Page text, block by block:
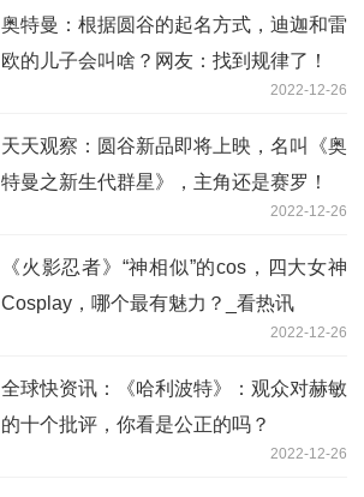
奥特曼：根据圆谷的起名方式，迪迦和雷
欧的儿子会叫啥？网友：找到规律了！
2022-12-26
天天观察：圆谷新品即将上映，名叫《奥
特曼之新生代群星》，主角还是赛罗！
2022-12-26
《火影忍者》“神相似”的cos，四大女神
Cosplay，哪个最有魅力？_看热讯
2022-12-26
全球快资讯：《哈利波特》：观众对赫敏
的十个批评，你看是公正的吗？
2022-12-26